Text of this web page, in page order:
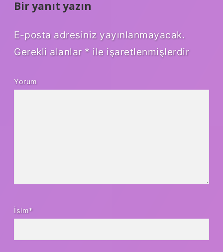
Bir yanıt yazın
E-posta adresiniz yayınlanmayacak.
Gerekli alanlar * ile işaretlenmişlerdir
Yorum
İsim*